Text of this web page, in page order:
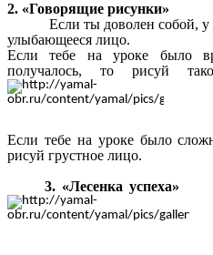
2. «Говорящие рисунки»
Если ты доволен собой, у
улыбающееся лицо.
Если тебе на уроке было
получалось, то рисуй
Если тебе на уроке было
рисуй грустное лицо.
3. «Лесенка успеха»